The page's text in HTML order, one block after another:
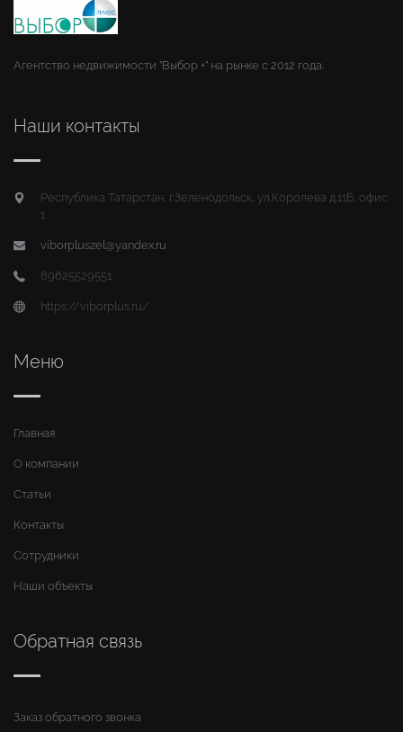
Агентство недвижимости "Выбор +" на рынке с 2012 года.
Наши контакты
Республика Татарстан, г.Зеленодольск, ул.Королева д.11Б, офис
1
viborpluszel@yandex.ru
89625529551
https://viborplus.ru/
Меню
Главная
О компании
Статьи
Контакты
Сотрудники
Наши объекты
Обратная связь
Заказ обратного звонка